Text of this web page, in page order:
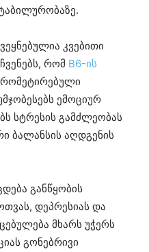
კვებითი
რომ B6-ის
ემოციურ
სტრესის გამძლეობას
ბალანსის აღდგენის
განწყობის
დეპრესიას და
მხარს უჭერს
გონებრივი